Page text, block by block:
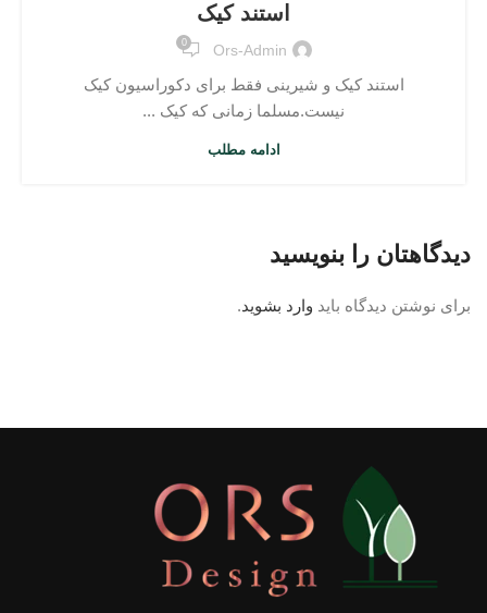
استند کیک
Ors-Admin
0
استند کیک و شیرینی فقط برای دکوراسیون کیک
نیست.مسلما زمانی که کیک ...
ادامه مطلب
دیدگاهتان را بنویسید
برای نوشتن دیدگاه باید وارد بشوید.